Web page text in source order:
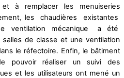
à remplacer les menuiseries
les chaudières existantes
ventilation mécanique a été
de classe et une ventilation
le réfectoire. Enfin, le bâtiment
pouvoir réaliser un suivi des
et les utilisateurs ont mené un